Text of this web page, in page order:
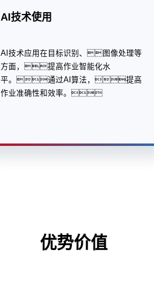
AI技术使用
AI技术应用在目标识别、图像处理等
方面，提高作业智能化水
平。通过AI算法，提高
作业准确性和效率。
优势价值